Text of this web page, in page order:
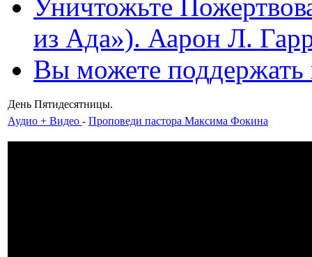
Уничтожьте
из Ада»). Аарон Л.
Вы можете
День Пятидесятницы.
Аудио + Видео - Проповеди пастора Максима Фокина